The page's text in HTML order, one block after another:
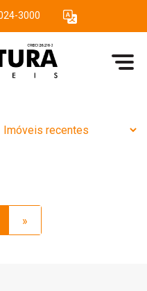
3000
»